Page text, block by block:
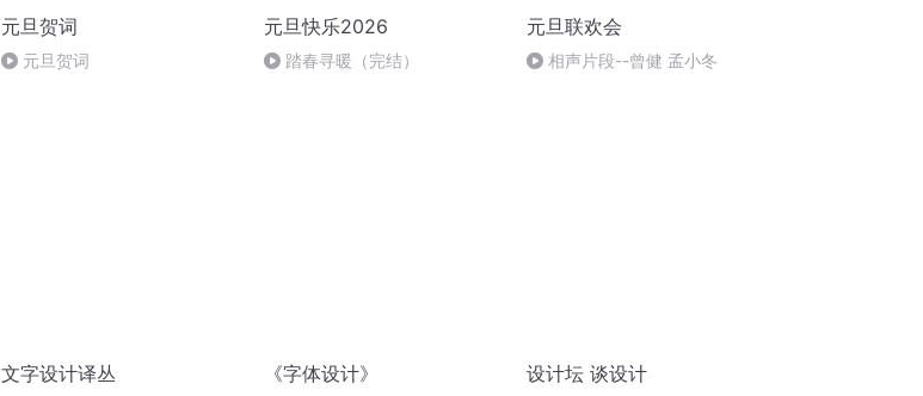
元旦贺词
元旦贺词
元旦快乐2026
踏春寻暖（完结）
元旦联欢会
相声片段--曾健 孟小冬
文字设计译丛 《字体设计》 设计坛 谈设计